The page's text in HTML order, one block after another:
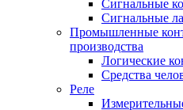
Сигнальные
Сигнальные
Промышленные
производства
Логические
Средства
Реле